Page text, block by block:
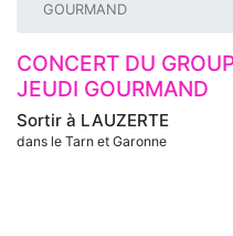
GOURMAND
Sortir à LAUZERTE
dans le Tarn et Garonne
CONCERT DU
JEUDI GOURMAND